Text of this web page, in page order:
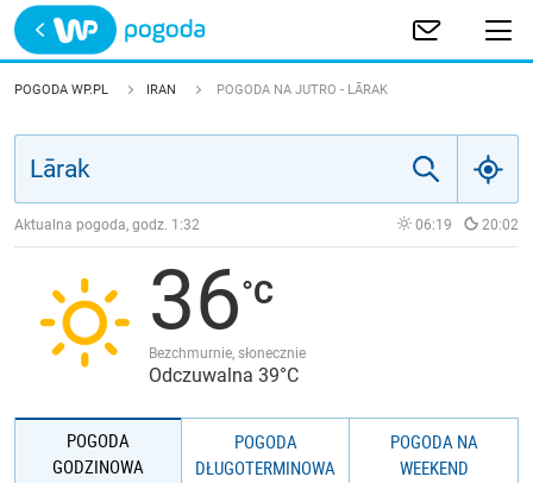
Trwa ładowanie
POLSKA
JAKOŚĆ POWIETRZA
POGODA WP.PL IRAN POGODA NA JUTRO - LĀRAK
Aktualna pogoda, godz. 1:32 06:19 20:02
36
Bezchmurnie, słonecznie
Odczuwalna 39°C
POGODA
GODZINOWA
POGODA
DŁUGOTERMINOWA
POGODA NA
WEEKEND